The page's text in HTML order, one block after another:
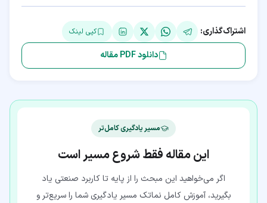
اشتراک‌گذاری: کپی لینک
دانلود PDF مقاله
مسیر یادگیری کامل‌تر
این مقاله فقط شروع مسیر است
اگر می‌خواهید این مبحث را از پایه تا کاربرد صنعتی یاد
بگیرید، آموزش کامل نماتک مسیر یادگیری شما را سریع‌تر و